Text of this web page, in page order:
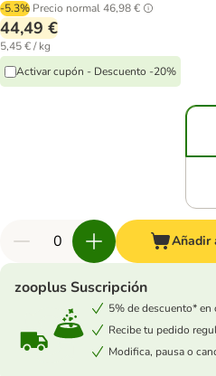
-5.3% Precio normal46,98 €
44,49 €
5,45 € / kg
Activar cupón - Descuento -20%
Añadir
zooplus Suscripción
5% de descuento* en
Recibe tu pedido
Modifica, pausa o